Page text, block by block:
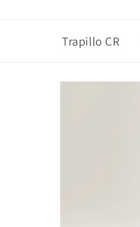
Trapillo CR
directamente